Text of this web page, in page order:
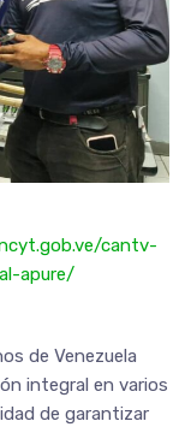
cantv-
apure/
de Venezuela
integral en varios
de garantizar